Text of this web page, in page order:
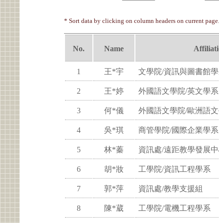
* Sort data by clicking on column headers on current page.
No. Name
1 王*宇 文學院/資訊與圖書館
2 王*婷 外國語文學院/英文學系
3 何*儀 外國語文學院/歐洲語
4 吳*琪 商管學院/國際企業學系
5 林*蓁 資訊處/遠距教學發展
6 胡*妝 工學院/資訊工程學系
7 郭*萍 資訊處/教學支援組
8 陳*葳 工學院/電機工程學系